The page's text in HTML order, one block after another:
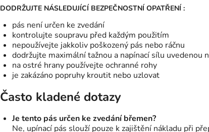
DODRŽUJTE NÁSLEDUJÍCÍ BEZPEČNOSTNÍ OPATŘENÍ :
pás není určen ke zvedání
kontrolujte soupravu před každým použitím
nepoužívejte jakkoliv poškozený pás nebo ráčnu
dodržujte maximální tažnou a napínací sílu uvedenou
na ostré hrany používejte ochranné rohy
je zakázáno popruhy kroutit nebo uzlovat
Často kladené dotazy
Je tento pás určen ke zvedání břemen?
Ne, upínací pás slouží pouze k zajištění nákladu při